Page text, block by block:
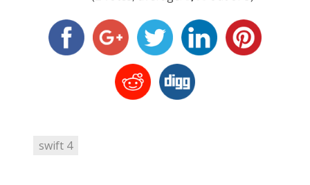
swift 4